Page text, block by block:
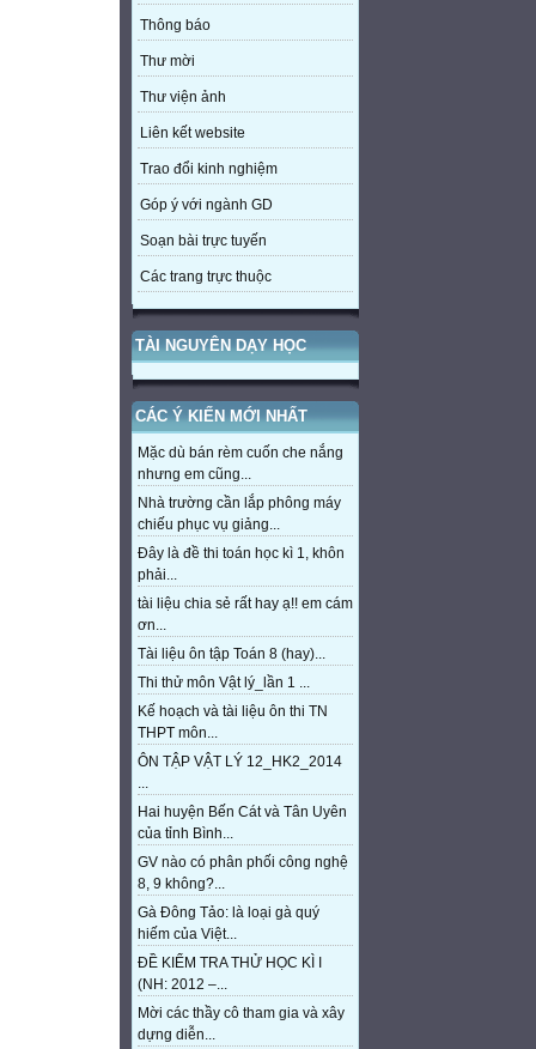
Thông báo
Thư mời
Thư viện ảnh
Liên kết website
Trao đổi kinh nghiệm
Góp ý với ngành GD
Soạn bài trực tuyến
Các trang trực thuộc
TÀI NGUYÊN DẠY HỌC
CÁC Ý KIẾN MỚI NHẤT
Mặc dù bán rèm cuốn che nắng
nhưng em cũng...
Nhà trường cần lắp phông máy
chiếu phục vụ giảng...
Đây là đề thi toán học kì 1, khôn
phải...
tài liệu chia sẻ rất hay ạ!! em cám
ơn...
Tài liệu ôn tập Toán 8 (hay)...
Thi thử môn Vật lý_lần 1 ...
Kế hoạch và tài liệu ôn thi TN
THPT môn...
ÔN TẬP VẬT LÝ 12_HK2_2014
...
Hai huyện Bến Cát và Tân Uyên
của tỉnh Bình...
GV nào có phân phối công nghệ
8, 9 không?...
Gà Đông Tảo: là loại gà quý
hiếm của Việt...
ĐỀ KIỂM TRA THỬ HỌC KÌ I
(NH: 2012 –...
Mời các thầy cô tham gia và xây
dựng diễn...